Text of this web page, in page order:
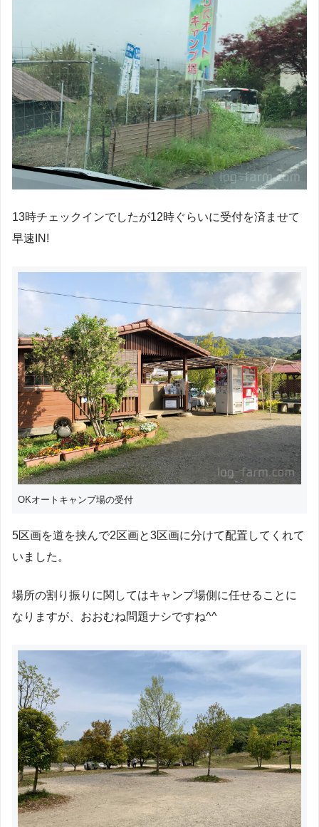
13時チェックインでしたが12時ぐらいに受付を済ませて
早速IN!
OKオートキャンプ場の受付
5区画を道を挟んで2区画と3区画に分けて配置してくれて
いました。
場所の割り振りに関してはキャンプ場側に任せることに
なりますが、おおむね問題ナシですね^^